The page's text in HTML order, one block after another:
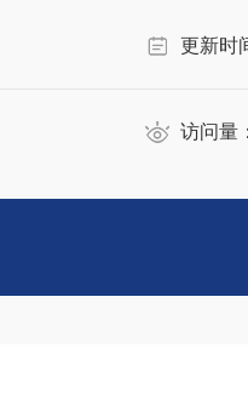
更新时
访问量